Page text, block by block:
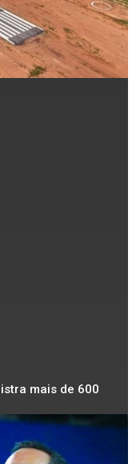
mais de 600